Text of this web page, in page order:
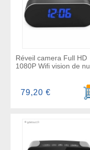
Réveil camera Full HD
1080P Wifi vision de
79,20 €